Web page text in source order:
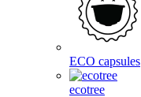
ECO capsules
ecotree